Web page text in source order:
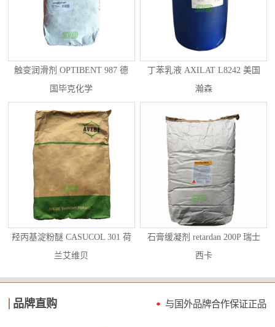
触变润滑剂 OPTIBENT 987 德
国毕克化学
丁苯乳液 AXILAT L8242 美国
瀚森
羟丙基淀粉醚 CASUCOL 301 荷
兰艾维贝
石膏缓凝剂 retardan 200P 瑞士
西卡
品牌直购 与国外品牌合作保证正品